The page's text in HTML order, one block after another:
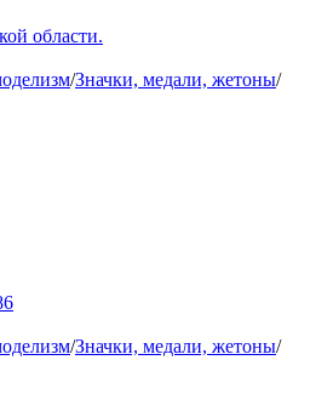
области.
/Значки, медали, жетоны/
/Значки, медали, жетоны/